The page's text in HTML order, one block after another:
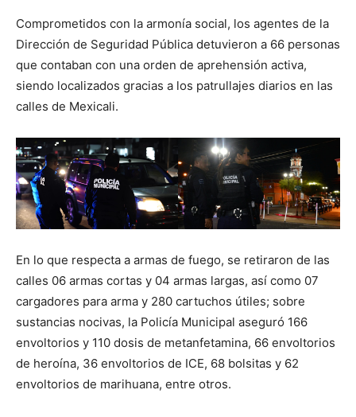
Comprometidos con la armonía social, los agentes de la
Dirección de Seguridad Pública detuvieron a 66 personas
que contaban con una orden de aprehensión activa,
siendo localizados gracias a los patrullajes diarios en las
calles de Mexicali.
En lo que respecta a armas de fuego, se retiraron de las
calles 06 armas cortas y 04 armas largas, así como 07
cargadores para arma y 280 cartuchos útiles; sobre
sustancias nocivas, la Policía Municipal aseguró 166
envoltorios y 110 dosis de metanfetamina, 66 envoltorios
de heroína, 36 envoltorios de ICE, 68 bolsitas y 62
envoltorios de marihuana, entre otros.